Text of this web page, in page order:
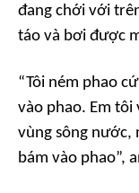
đang chới với
táo và bơi được
“Tôi ném phao
vào phao. Em
vùng sông nước,
bám vào phao”,